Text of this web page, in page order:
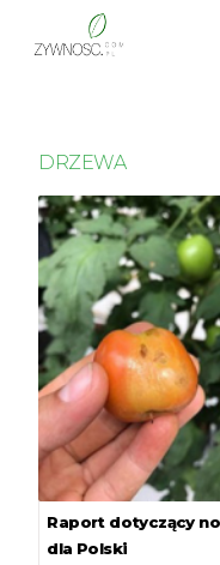
DRZEWA
Raport dotyczący
dla Polski